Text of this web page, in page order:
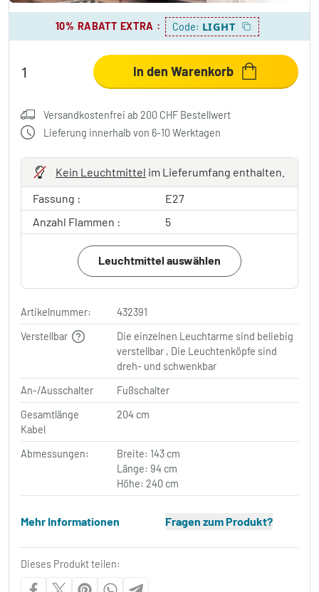
10% RABATT EXTRA : Code: LIGHT
In den Warenkorb
Versandkostenfrei ab 200 CHF Bestellwert
Lieferung innerhalb von 6-10 Werktagen
Kein Leuchtmittel im Lieferumfang enthalten.
Fassung :
E27
Anzahl Flammen :
5
Leuchtmittel auswählen
Artikelnummer:
432391
Verstellbar
Die einzelnen Leuchtarme sind beliebig
verstellbar , Die Leuchtenköpfe sind
dreh- und schwenkbar
An-/Ausschalter
Fußschalter
Gesamtlänge
Kabel
204 cm
Abmessungen:
Breite: 143 cm
Länge: 94 cm
Höhe: 240 cm
Mehr Informationen Fragen zum Produkt?
Dieses Produkt teilen: